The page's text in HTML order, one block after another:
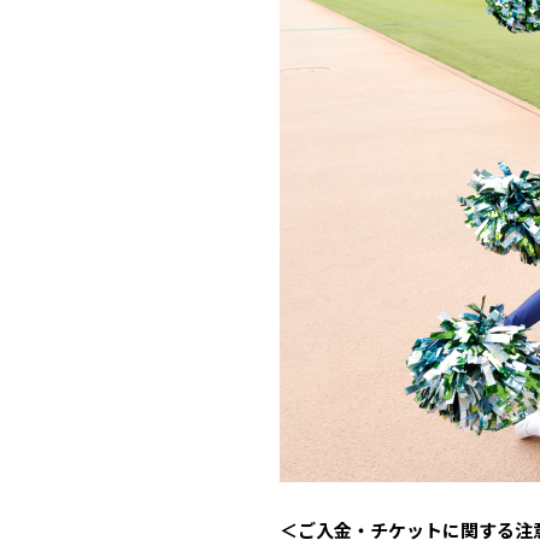
＜ご入金・チケットに関する注